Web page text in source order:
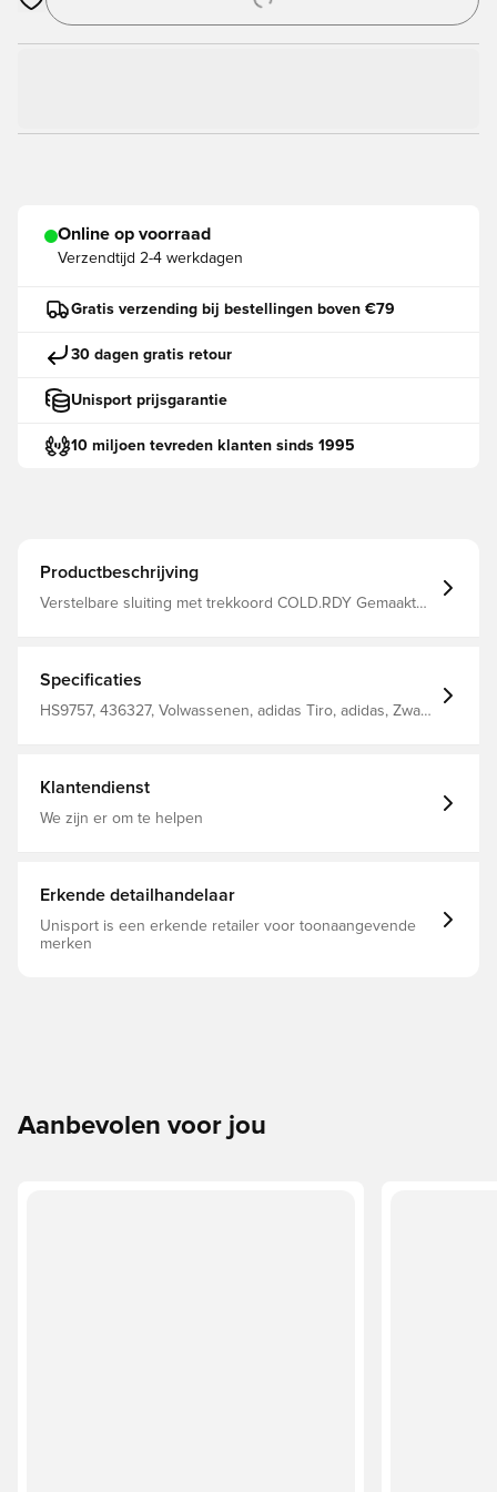
Opent een venster om in te loggen of je aan te melden als lid
Online op voorraad
Verzendtijd 2-4 werkdagen
Gratis verzending bij bestellingen boven €79
30 dagen gratis retour
Unisport prijsgarantie
10 miljoen tevreden klanten sinds 1995
Productbeschrijving
Verstelbare sluiting met trekkoord COLD.RDY Gemaakt
Specificaties
HS9757, 436327, Volwassenen, adidas Tiro, adidas, Zwart,
Klantendienst
We zijn er om te helpen
Erkende detailhandelaar
Unisport is een erkende retailer voor toonaangevende
merken
Aanbevolen voor jou